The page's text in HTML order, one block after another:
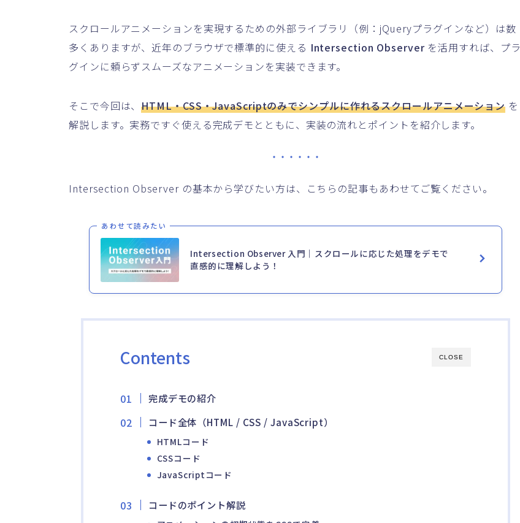
スクロールアニメーションを実現するための外部ライブラリ（例：jQueryプラグインなど）は数
多くありますが、近年のブラウザで標準的に使える Intersection Observerを活用すれば、プラ
グインに頼らずスムーズなアニメーションを実装できます。
そこで今回は、HTML・CSS・JavaScriptのみでシンプルに作れるスクロールアニメーション を
解説します。実務ですぐ使える完成デモとともに、実装の流れとポイントを紹介します。
Intersection Observer の基本から学びたい方は、こちらの記事もあわせてご覧ください。
あわせて読みたい
Intersection Observer 入門｜スクロールに応じた処理をデモで
直感的に理解しよう！
CLOSE
Contents
完成デモの紹介
コード全体（HTML / CSS / JavaScript）
HTMLコード
CSSコード
JavaScriptコード
コードのポイント解説